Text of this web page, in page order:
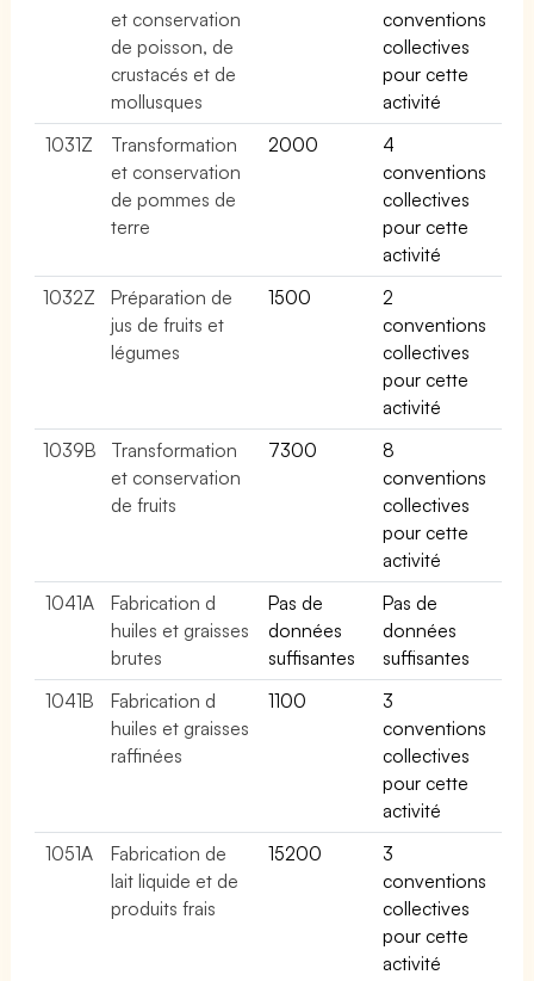
et conservation
de poisson, de
crustacés et de
mollusques
conventions
collectives
pour cette
activité
1031Z
Transformation
et conservation
de pommes de
terre
2000
4
conventions
collectives
pour cette
activité
1032Z
Préparation de
jus de fruits et
légumes
1500
2
conventions
collectives
pour cette
activité
1039B
Transformation
et conservation
de fruits
7300
8
conventions
collectives
pour cette
activité
1041A
Fabrication d
huiles et graisses
brutes
Pas de
données
suffisantes
Pas de
données
suffisantes
1041B
Fabrication d
huiles et graisses
raffinées
1100
3
conventions
collectives
pour cette
activité
1051A
Fabrication de
lait liquide et de
produits frais
15200
3
conventions
collectives
pour cette
activité